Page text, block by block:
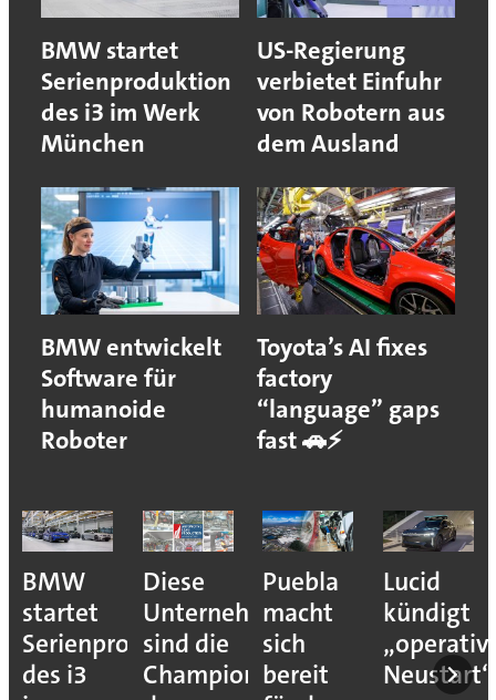
BMW startet
Serienproduktion
des i3 im Werk
München
US-Regierung
verbietet Einfuhr
von Robotern aus
dem Ausland
BMW entwickelt
Software für
humanoide
Roboter
Toyota’s AI fixes
factory
“language” gaps
fast 🚗⚡
Puebla
macht
sich
bereit
Lucid
kündigt
„operativen
Neustart“
Darum
schöpft
die
Autoindustrie
Das
von